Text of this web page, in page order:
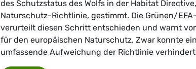
des Schutzstatus des Wolfs in der Habitat
Naturschutz-Richtlinie, gestimmt. Die Grünen/
verurteilt diesen Schritt entschieden und warnt
für den europäischen Naturschutz. Zwar konnte
umfassende Aufweichung der Richtlinie